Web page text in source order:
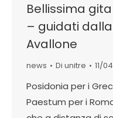
Bellissima gita
– guidati
Avallone
news Di unitre 11/
Posidonia per i
Paestum per i